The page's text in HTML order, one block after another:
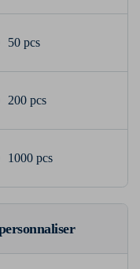
50 pcs
200 pcs
1000 pcs